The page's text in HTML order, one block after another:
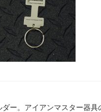
ー。アイアンマスター器